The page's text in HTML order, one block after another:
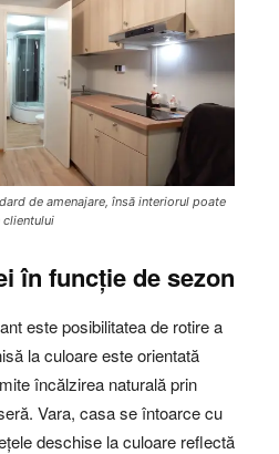
de amenajare, însă interiorul poate
clientului
în funcție de sezon
este posibilitatea de rotire a
la culoare este orientată
încălzirea naturală prin
Vara, casa se întoarce cu
deschise la culoare reflectă